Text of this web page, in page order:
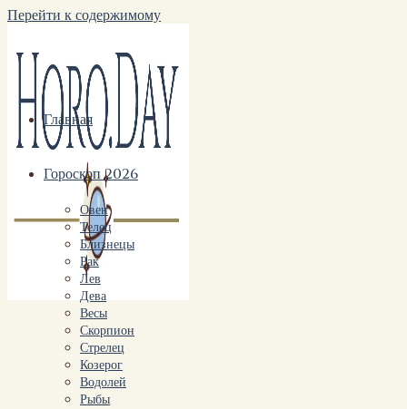
Перейти к содержимому
Главная
Гороскоп 2026
Овен
Телец
Близнецы
Рак
Лев
Дева
Весы
Скорпион
Стрелец
Козерог
Водолей
Рыбы